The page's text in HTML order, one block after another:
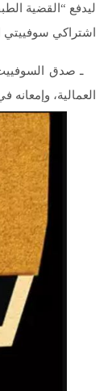
ليدفع “القضية
اشتراكي
ـ صدق السوفييت
العمالية،